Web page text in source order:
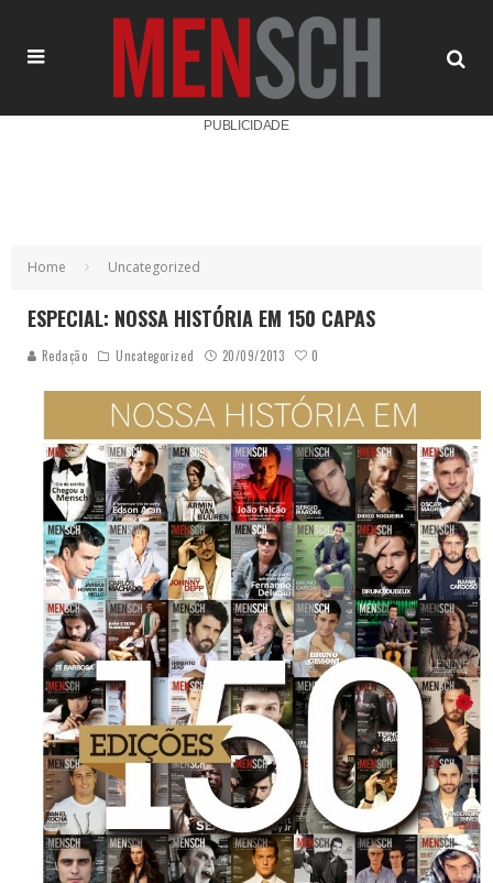
PUBLICIDADE
Home Uncategorized
ESPECIAL: NOSSA HISTÓRIA EM 150 CAPAS
Redação Uncategorized 20/09/2013 0